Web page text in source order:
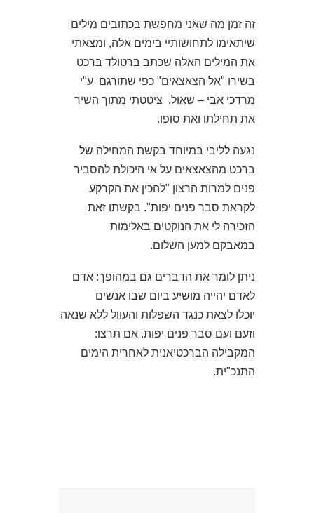
זה זמן מה שאני מחפשת בכתובים מילים
שיתאימו לתחושותיי בימים אלה, ומצאתי
את המילים האלה שכתב ברטולד ברכט
בשירו "אל הצאצאים" כפי שתורגם ע"י
מרדכי אבי – שאול. ציטטתי מתוך השיר
את תחילתו ואת סופו.
נגעה לליבי במיוחד בקשת המחילה של
ברכט מהצאצאים על אי היכולת להסביר
פנים למרות הרצון "להכין את הקרקע
לקראת סבר פנים יפות". בקשתו זאת
הזכירה לי את הנוקטים באלימות
במאבקם למען השלום.
ניתן לומר את הדברים גם במהופך: אדם
לאדם יהייה מושיע ביום שבו אנשים
יוכלו לצאת כנגד השפלות והעוול ללא שנאה
וזעם ועם סבר פנים יפות. אם תרצו:
המקבילה הברכטיאנית לאחרית הימים
התנכ"ית.